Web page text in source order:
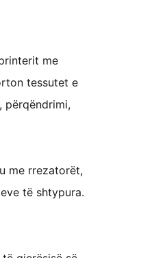
me
tessutet e
përqëndrimi,
me rrezatorët,
të shtypura.